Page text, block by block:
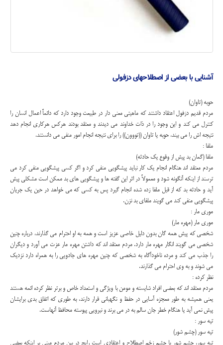
آشنایی با بعضی از اصطلاحهای دزفولی
حوبه (تاوان)
مردم قديم دزفول اعتقاد داشتند که ماهيتي معني دار در طبيعت وجود دارد که دائماً اعمال انسان را
کنترل مي کند و اين وجود را در ذات خداوند مي ديدند و معتقد بودند هرکس هرکاري انجام دهد
نتيجه اش را مي بيند، حوبه يا تاوان ((تووون)) را براي نتيجه انجام امور منفي مي دانستند.
ملفا :
ملفا (گمان بد پيش از وقوع يک حادثه)
مردم معتقد اند هنگام انجام يک کار نبايد پيشگويي منفي کرد و اگر کسي پيشگويي منفي کرد مي
ترسند از اينکه آنگونه شود و معمولاً در اثر اين گفته ها و پيشگويي هاي بد ممکن است مشکلي پيش
آيد و حادثه بد که از قبل ملفا زده شده انجام گيرد پس به کسي که مي خواهد در حين يک جريان
پيشگويي منفي کند مي گويند ملفاي بد نزن.
موري مار :
موري مار (مهره مار)
شخصي که پيش همه گان بدون دليل خاصي عزيز است و همه به او احترام مي گذارند، درباره چنين
شخصي مي گويند انگار مهره مار دارد. مردم معتقد اند که داشتن مهره مار عزت مي آورد و ديگران
را جذب مي کند و مرده ناخودآگاه به شخصي که چنين مهره هاي جادويي را به همراه دارد نزديک
مي شوند و به وي احترام مي گذارند.
نظر کرده :
مردم معتقد اند که بعضي افراد شايسته و مومن با ويژگي و استعداد خاص و برتر نظر کرده ائمه هستند
يعني هميشه به طور معجزه آسايي در حفظ و نگهباني قرار دارند، به طوري که اتفاق بدي برايشان
پيش نمي آيد يا هنگام خطر جان سالم به در مي برند و نيرويي پيوسته محافظ آنهاست.
تيه سور :
تيه سور (چشم شور)
تيه سور، چشم شور يا چشم زخم اصطلاح و اعتقادي است رايج در بين مردم مبني بر اينکه بعضي